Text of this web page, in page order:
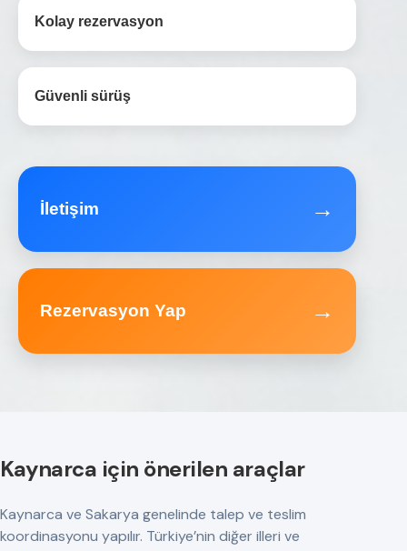
Kolay rezervasyon
Güvenli sürüş
İletişim →
Rezervasyon Yap →
Kaynarca için önerilen araçlar
Kaynarca ve Sakarya genelinde talep ve teslim
koordinasyonu yapılır. Türkiye’nin diğer illeri ve